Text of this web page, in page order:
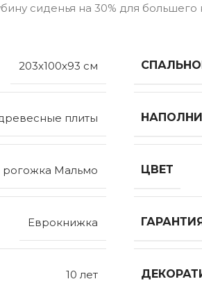
сиденья на 30% для
203x100x93 см
плиты
рогожка Мальмо ЦВЕТ
Еврокнижка
10 лет